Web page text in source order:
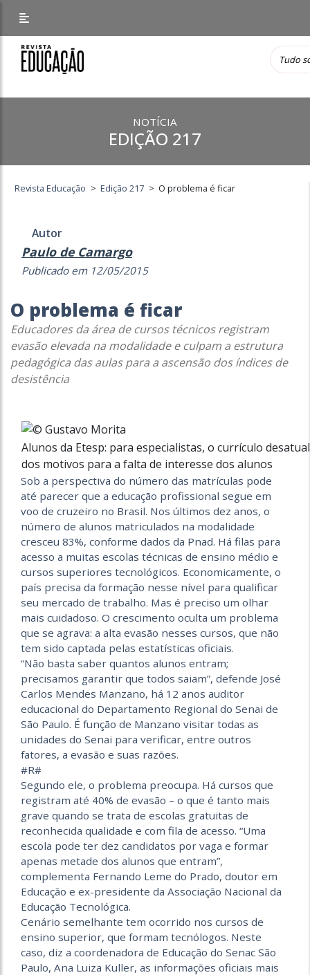
NOTÍCIA
EDIÇÃO 217
Revista Educação > Edição 217 > O problema é ficar
Autor
Paulo de Camargo
Publicado em 12/05/2015
O problema é ficar
Educadores da área de cursos técnicos registram
evasão elevada na modalidade e culpam a estrutura
pedagógica das aulas para a ascensão dos índices de
desistência
Alunos da Etesp: para especialistas, o currículo
dos motivos para a falta de interesse dos alunos
Sob a perspectiva do número das matrículas pode
até parecer que a educação profissional segue em
voo de cruzeiro no Brasil. Nos últimos dez anos, o
número de alunos matriculados na modalidade
cresceu 83%, conforme dados da Pnad. Há filas para
acesso a muitas escolas técnicas de ensino médio e
cursos superiores tecnológicos. Economicamente, o
país precisa da formação nesse nível para qualificar
seu mercado de trabalho. Mas é preciso um olhar
mais cuidadoso. O crescimento oculta um problema
que se agrava: a alta evasão nesses cursos, que não
tem sido captada pelas estatísticas oficiais.
“Não basta saber quantos alunos entram;
precisamos garantir que todos saiam”, defende José
Carlos Mendes Manzano, há 12 anos auditor
educacional do Departamento Regional do Senai de
São Paulo. É função de Manzano visitar todas as
unidades do Senai para verificar, entre outros
fatores, a evasão e suas razões.
#R#
Segundo ele, o problema preocupa. Há cursos que
registram até 40% de evasão – o que é tanto mais
grave quando se trata de escolas gratuitas de
reconhecida qualidade e com fila de acesso. “Uma
escola pode ter dez candidatos por vaga e formar
apenas metade dos alunos que entram”,
complementa Fernando Leme do Prado, doutor em
Educação e ex-presidente da Associação Nacional da
Educação Tecnológica.
Cenário semelhante tem ocorrido nos cursos de
ensino superior, que formam tecnólogos. Neste
caso, diz a coordenadora de Educação do Senac São
Paulo, Ana Luiza Kuller, as informações oficiais mais